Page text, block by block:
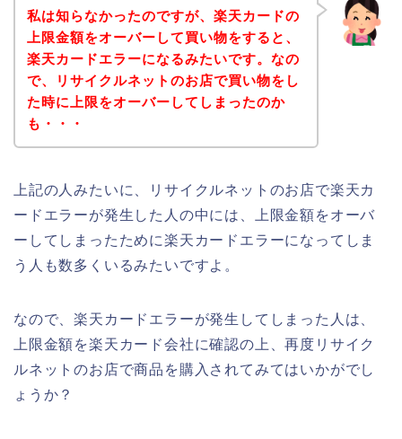
私は知らなかったのですが、楽天カードの
上限金額をオーバーして買い物をすると、
楽天カードエラーになるみたいです。なの
で、リサイクルネットのお店で買い物をし
た時に上限をオーバーしてしまったのか
も・・・
上記の人みたいに、リサイクルネットのお店で楽天カ
ードエラーが発生した人の中には、上限金額をオーバ
ーしてしまったために楽天カードエラーになってしま
う人も数多くいるみたいですよ。
なので、楽天カードエラーが発生してしまった人は、
上限金額を楽天カード会社に確認の上、再度リサイク
ルネットのお店で商品を購入されてみてはいかがでし
ょうか？